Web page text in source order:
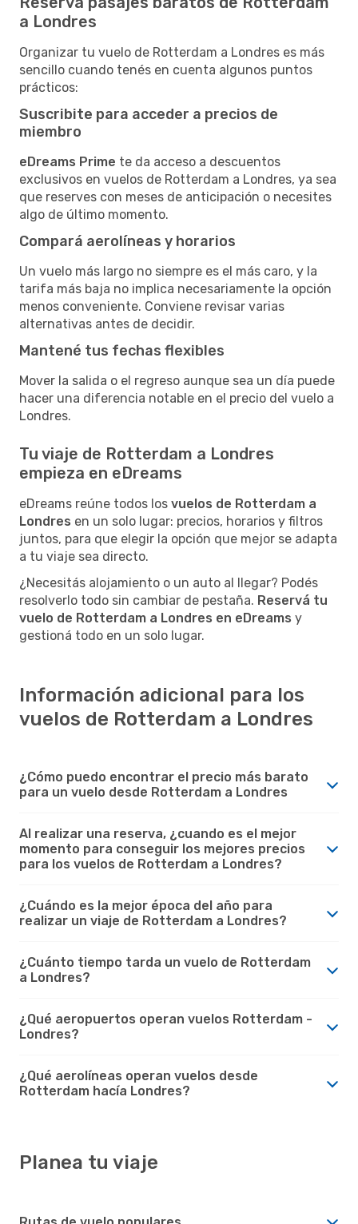
a Londres
Organizar tu vuelo de Rotterdam a Londres es más
sencillo cuando tenés en cuenta algunos puntos
prácticos:
Suscribite para acceder a precios de
miembro
eDreams Prime te da acceso a descuentos
exclusivos en vuelos de Rotterdam a Londres, ya sea
que reserves con meses de anticipación o necesites
algo de último momento.
Compará aerolíneas y horarios
Un vuelo más largo no siempre es el más caro, y la
tarifa más baja no implica necesariamente la opción
menos conveniente. Conviene revisar varias
alternativas antes de decidir.
Mantené tus fechas flexibles
Mover la salida o el regreso aunque sea un día puede
hacer una diferencia notable en el precio del vuelo a
Londres.
Tu viaje de Rotterdam a Londres
empieza en eDreams
eDreams reúne todos los vuelos de Rotterdam a
Londres en un solo lugar: precios, horarios y filtros
juntos, para que elegir la opción que mejor se adapta
a tu viaje sea directo.
¿Necesitás alojamiento o un auto al llegar? Podés
resolverlo todo sin cambiar de pestaña. Reservá tu
vuelo de Rotterdam a Londres en eDreams y
gestioná todo en un solo lugar.
Información adicional para los
vuelos de Rotterdam a Londres
¿Cómo puedo encontrar el precio más barato
para un vuelo desde Rotterdam a Londres
Al realizar una reserva, ¿cuando es el mejor
momento para conseguir los mejores precios
para los vuelos de Rotterdam a Londres?
¿Cuándo es la mejor época del año para
realizar un viaje de Rotterdam a Londres?
¿Cuánto tiempo tarda un vuelo de Rotterdam
a Londres?
¿Qué aeropuertos operan vuelos Rotterdam -
Londres?
¿Qué aerolíneas operan vuelos desde
Rotterdam hacía Londres?
Planea tu viaje